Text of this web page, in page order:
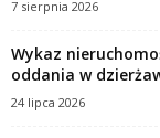
7 sierpnia 2026
Wykaz
oddania w
24 lipca 2026